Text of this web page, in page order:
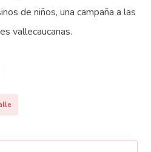
de niños, una campaña a las
vallecaucanas.